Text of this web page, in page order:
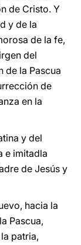
de Cristo. Y
y de la
de la fe,
del
de la Pascua
de
en la
y del
e imitadla
de Jesús y
hacia la
Pascua,
patria,